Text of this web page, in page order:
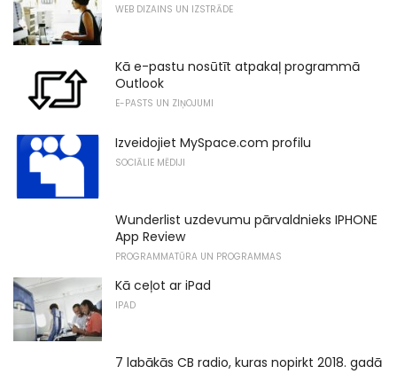
WEB DIZAINS UN IZSTRĀDE
Kā e-pastu nosūtīt atpakaļ programmā
Outlook
E-PASTS UN ZIŅOJUMI
Izveidojiet MySpace.com profilu
SOCIĀLIE MĒDIJI
Wunderlist uzdevumu pārvaldnieks IPHONE
App Review
PROGRAMMATŪRA UN PROGRAMMAS
Kā ceļot ar iPad
IPAD
7 labākās CB radio, kuras nopirkt 2018. gadā